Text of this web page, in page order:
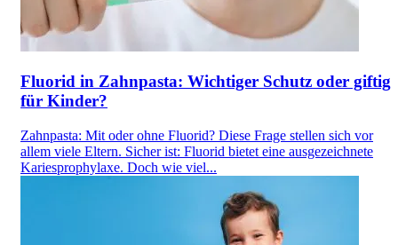
Fluorid in Zahnpasta: Wichtiger Schutz oder giftig
für Kinder?
Zahnpasta: Mit oder ohne Fluorid? Diese Frage stellen sich vor
allem viele Eltern. Sicher ist: Fluorid bietet eine ausgezeichnete
Kariesprophylaxe. Doch wie viel...